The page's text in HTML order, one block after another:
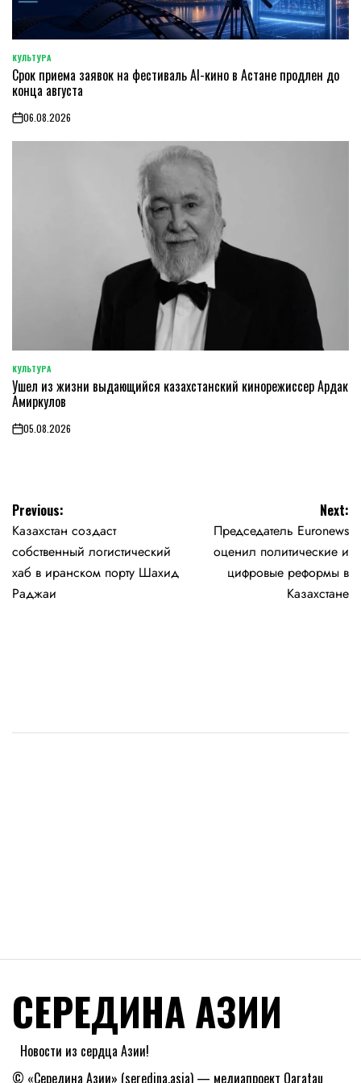
POSTED
IN
КУЛЬТУРА
Срок приема заявок на фестиваль AI-кино в Астане продлен до
конца августа
on06.08.2026
POSTED
IN
КУЛЬТУРА
Ушел из жизни выдающийся казахстанский кинорежиссер Ардак
Амиркулов
on05.08.2026
Навигация
по
записям
Previous:
Казахстан создаст
собственный логистический
хаб в иранском порту Шахид
Раджаи
Next:
Председатель Euronews
оценил политические и
цифровые реформы в
Казахстане
СЕРЕДИНА АЗИИ
Новости из сердца Азии!
© «Середина Азии» (seredina.asia) — медиапроект Qaratau